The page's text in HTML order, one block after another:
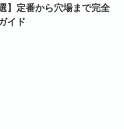
】定番から穴場まで完全
イド